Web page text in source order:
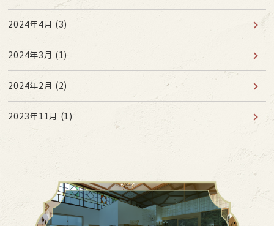
2024年4月 (3)
2024年3月 (1)
2024年2月 (2)
2023年11月 (1)